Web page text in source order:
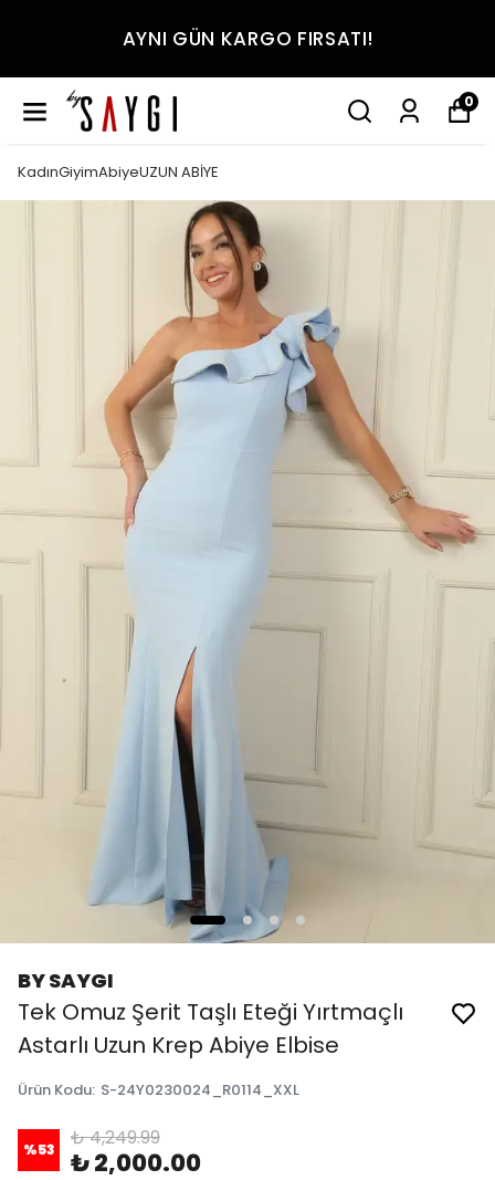
AYNI GÜN KARGO FIRSATI!
0
KadınGiyimAbiyeUZUN ABİYE
BY SAYGI
Tek Omuz Şerit Taşlı Eteği Yırtmaçlı
Astarlı Uzun Krep Abiye Elbise
Ürün Kodu: S-24Y0230024_R0114_XXL
%53 ₺ 4,249.99
₺ 2,000.00